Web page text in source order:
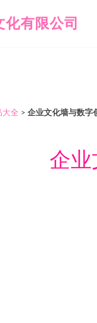
有限公司
大全 > 企业文化墙与数字
企